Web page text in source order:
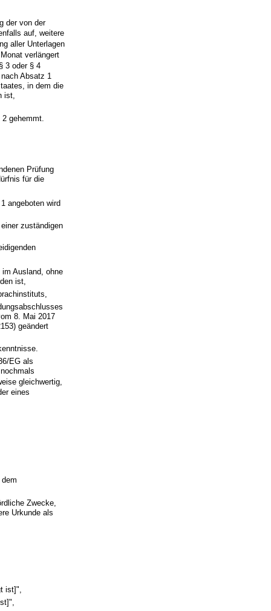
der von der
auf, weitere
aller Unterlagen
verlängert
3 oder § 4
Absatz 1
in dem die
ist,
gehemmt.
Prüfung
für die
angeboten wird
zuständigen
Ausland, ohne
ist,
8. Mai 2017
geändert
EG als
gleichwertig,
eines
Zwecke,
Urkunde als
ist]",